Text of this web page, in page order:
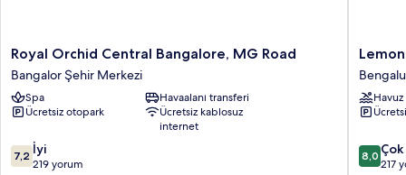
Royal
Orchid
Central
Bangalore,
MG
Bangalor
Şehir
Royal Orchid Central Bangalore, MG Road
Bangalor Şehir Merkezi
Spa
Havaalanı transferi
Ücretsiz otopark
Ücretsiz kablosuz
internet
10
üzerinden
7,2 İyi
219 yorum
Lemon
Tree
Premier,
Ulsoor
Lake,
Havuz
10
8,0
217